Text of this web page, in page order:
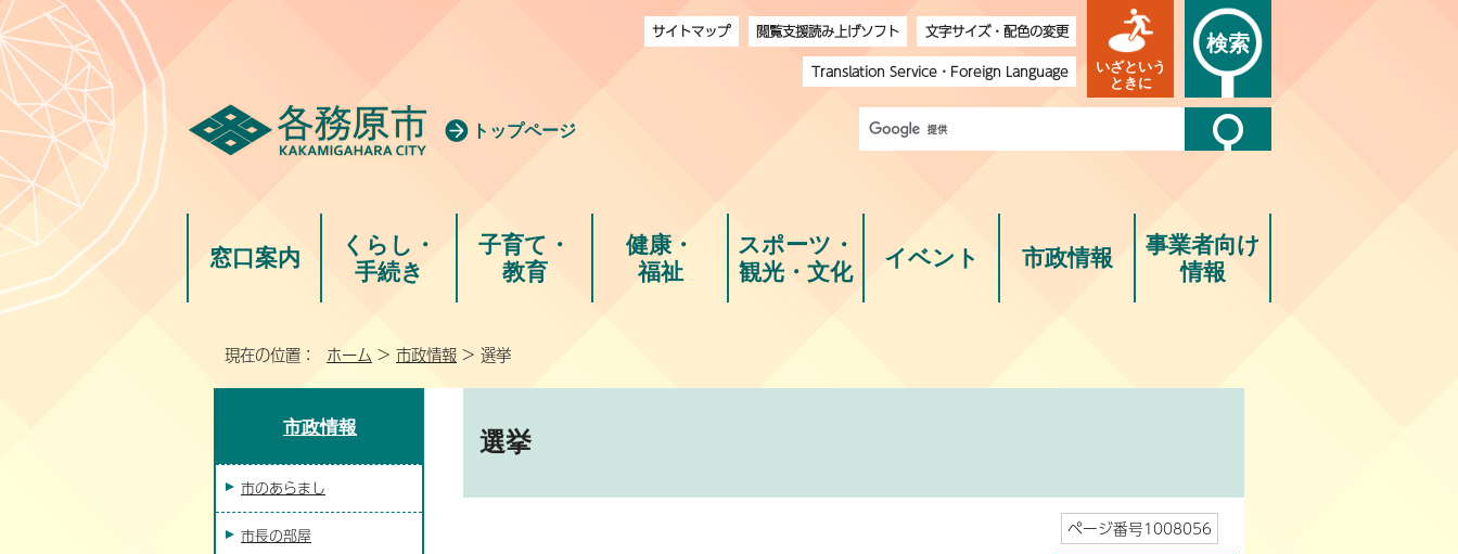
トップページ
サイトマップ 閲覧支援読み上げソフト
文字サイズ・配色の変更
Translation Service・ Foreign Language
いざという
ときに
検索
窓口案内
くらし・
手続き
子育て・
教育
健康・
福祉
スポーツ・
観光・文化
イベント 市政情報
事業者向け
情報
現在の位置： ホーム > 市政情報 > 選挙
選挙
ページ番号1008056
市政情報
市のあらまし
市長の部屋